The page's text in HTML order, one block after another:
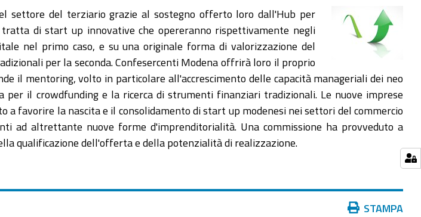
del terziario grazie al sostegno offerto loro dall'Hub per
tratta di start up innovative che opereranno rispettivamente negli
nel primo caso, e su una originale forma di valorizzazione del
per la seconda. Confesercenti Modena offrirà loro il proprio
il mentoring, volto in particolare all'accrescimento delle capacità manageriali dei neo
il crowdfunding e la ricerca di strumenti finanziari tradizionali. Le nuove imprese
a favorire la nascita e il consolidamento di start up modenesi nei settori del commercio
ad altrettante nuove forme d'imprenditorialità. Una commissione ha provveduto a
qualificazione dell'offerta e della potenzialità di realizzazione.
Azioni STAMPA